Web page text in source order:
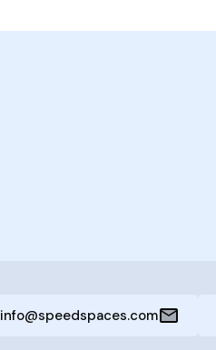
info@speedspaces.com